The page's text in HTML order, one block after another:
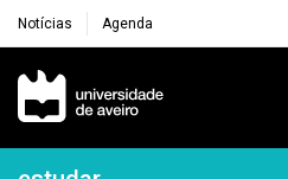
Notícias Agenda
Navegação Principal
Navegação Lateral